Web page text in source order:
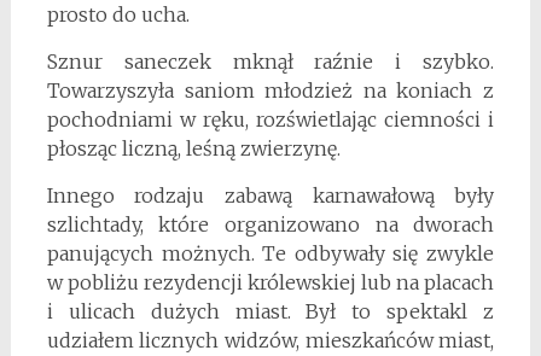
prosto do ucha.
Sznur saneczek mknął raźnie i szybko.
Towarzyszyła saniom młodzież na koniach z
pochodniami w ręku, rozświetlając ciemności i
płosząc liczną, leśną zwierzynę.
Innego rodzaju zabawą karnawałową były
szlichtady, które organizowano na dworach
panujących możnych. Te odbywały się zwykle
w pobliżu rezydencji królewskiej lub na placach
i ulicach dużych miast. Był to spektakl z
udziałem licznych widzów, mieszkańców miast,